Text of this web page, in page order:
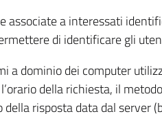
a interessati
di identificare gli
a dominio dei computer
della richiesta, il
risposta data dal